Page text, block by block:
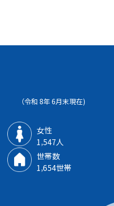
（令和 8年 6月末現在)
女性
1‚547人
世帯数
1‚654世帯